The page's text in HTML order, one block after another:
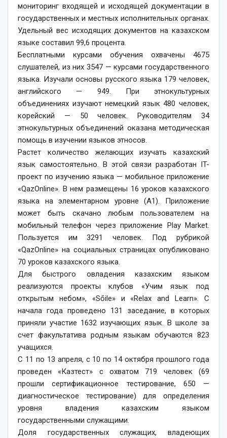
мониторинг входящей и исходящей документации в
государст­венных и местных исполнительных органах.
Удельный вес исходящих документов на казахском
языке составил 99,6 процента.
Бесплатными курсами обучения охвачены 4675
слушателей, из них 3547 — курсами государственного
языка. Изучали основы русского языка 179 человек,
английского — 949. При этнокультурных
объединениях изучают немецкий язык 480 человек,
корейский — 50 человек. Руководителям 34
этнокультурных объединений оказана методическая
помощь в изучении языков этносов.
Растет количество желающих изучать казахский
язык самостоятельно. В этой связи разработан IT-
проект по изу­чению языка — мобильное приложение
«QazOnline». В нем размещены 16 уроков казахского
языка на элементарном уровне (А1). Приложение
может быть скачано любым пользователем на
мобильный телефон через приложение Play Market.
Пользуется им 3291 человек. Под рубрикой
«QazOnline» на социальных страницах опубликовано
70 уроков казахского языка.
Для быстрого овладения казахским языком
реализуются проекты клубов «Учим язык под
открытым небом», «Sőile» и «Relax and Learn». С
начала года проведено 131 заседание, в которых
приняли участие 1632 изучающих язык. В школе за
счет факультатива родным языкам обу­чаются 823
учащихся.
С 11 по 13 апреля, с 10 по 14 октября прошлого года
проведен «Казтест» с охватом 719 человек (69
прошли сертификационное тестирование, 650 —
диагностическое тестирование) для определения
уровня владения казахским языком
государственными служащими.
Доля государственных служащих, владеющих